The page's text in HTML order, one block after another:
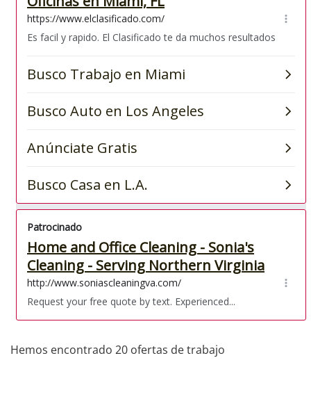
Hemos encontrado 20 ofertas de trabajo